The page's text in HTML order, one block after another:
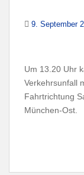
9. September
Um 13.20 Uhr
Verkehrsunfall
Fahrtrichtung
München-Ost.